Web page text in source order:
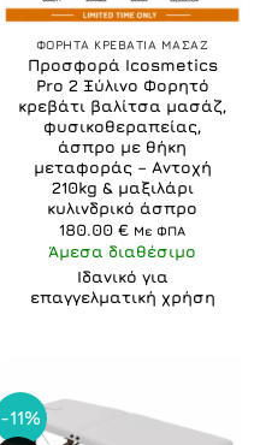
ΦΟΡΗΤΑ ΚΡΕΒΑΤΙΑ ΜΑΣΑΖ
Προσφορά Icosmetics
Pro 2 Ξύλινο Φορητό
κρεβάτι βαλίτσα μασάζ,
φυσικοθεραπείας,
άσπρο με θήκη
μεταφοράς – Αντοχή
210kg & μαξιλάρι
κυλινδρικό άσπρο
180.00 € Με ΦΠΑ
Άμεσα διαθέσιμο
Ιδανικό για
επαγγελματική χρήση
-11%